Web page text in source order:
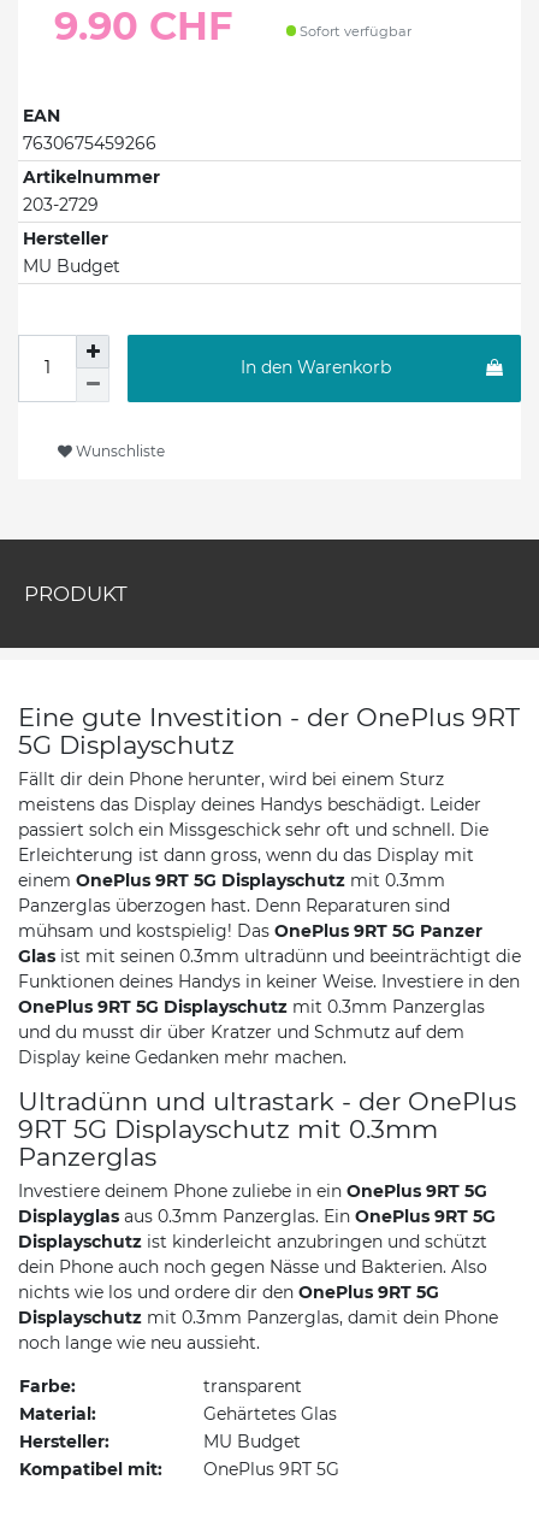
9.90 CHF Sofort verfügbar
EAN
7630675459266
Artikelnummer
203-2729
Hersteller
MU Budget
In den Warenkorb
Wunschliste
PRODUKT
Eine gute Investition - der OnePlus 9RT
5G Displayschutz
Fällt dir dein Phone herunter, wird bei einem Sturz
meistens das Display deines Handys beschädigt. Leider
passiert solch ein Missgeschick sehr oft und schnell. Die
Erleichterung ist dann gross, wenn du das Display mit
einem OnePlus 9RT 5G Displayschutz mit 0.3mm
Panzerglas überzogen hast. Denn Reparaturen sind
mühsam und kostspielig! Das OnePlus 9RT 5G Panzer
Glas ist mit seinen 0.3mm ultradünn und beeinträchtigt die
Funktionen deines Handys in keiner Weise. Investiere in den
OnePlus 9RT 5G Displayschutz mit 0.3mm Panzerglas
und du musst dir über Kratzer und Schmutz auf dem
Display keine Gedanken mehr machen.
Ultradünn und ultrastark - der OnePlus
9RT 5G Displayschutz mit 0.3mm
Panzerglas
Investiere deinem Phone zuliebe in ein OnePlus 9RT 5G
Displayglas aus 0.3mm Panzerglas. Ein OnePlus 9RT 5G
Displayschutz ist kinderleicht anzubringen und schützt
dein Phone auch noch gegen Nässe und Bakterien. Also
nichts wie los und ordere dir den OnePlus 9RT 5G
Displayschutz mit 0.3mm Panzerglas, damit dein Phone
noch lange wie neu aussieht.
Farbe:
transparent
Material:
Gehärtetes Glas
Hersteller:
MU Budget
Kompatibel mit:
OnePlus 9RT 5G